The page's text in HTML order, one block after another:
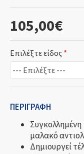
105,00€
Επιλέξτε είδος
ΠΕΡΙΓΡΑΦΉ
μαλακό
Δημιουργεί